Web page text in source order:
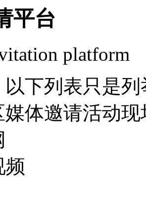
平台
platform
以下列表只是
媒体邀请活动
频